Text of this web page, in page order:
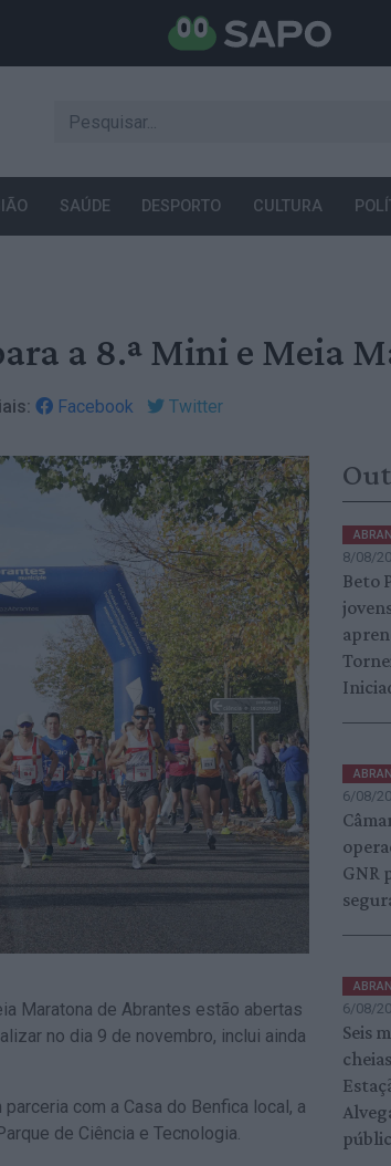
SAÚDE DESPORTO CULTURA
a 8.ª Mini e Meia
Facebook Twitter
Maratona de Abrantes estão abertas
no dia 9 de novembro, inclui ainda
com a Casa do Benfica local, a
de Ciência e Tecnologia.
8/08/
Beto
6/08/
GNR
6/08/
Seis